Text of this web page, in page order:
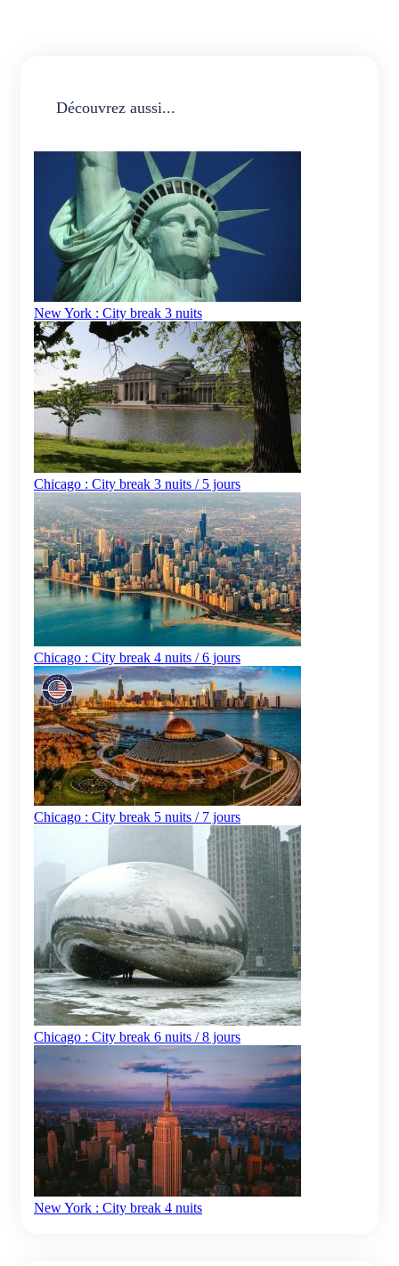
Découvrez aussi...
New York : City break 3 nuits
Chicago : City break 3 nuits / 5 jours
Chicago : City break 4 nuits / 6 jours
Chicago : City break 5 nuits / 7 jours
Chicago : City break 6 nuits / 8 jours
New York : City break 4 nuits